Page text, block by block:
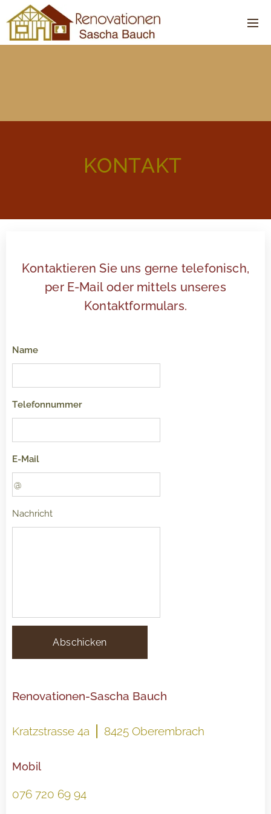
KONTAKT
Kontaktieren Sie uns gerne telefonisch,
per E-Mail oder mittels unseres
Kontaktformulars.
Name
Telefonnummer
E-Mail
Nachricht
Abschicken
Renovationen-Sascha Bauch
Kratzstrasse 4a ⎪ 8425 Oberembrach
Mobil
076 720 69 94